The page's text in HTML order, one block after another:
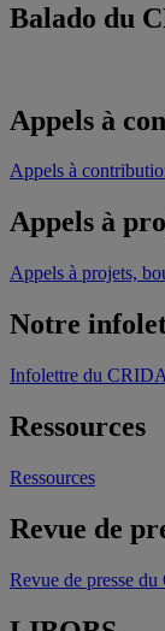
Balado du
Appels à
Appels à
Appels à
Appels à projets,
Notre
Infolettre du
Ressources
Ressources
Revue de
Revue de presse